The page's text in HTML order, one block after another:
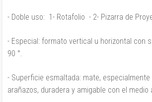
- Doble uso: 1- Rotafolio - 2- Pizarra de
- Especial: formato vertical u horizontal con
90 °.
- Superficie esmaltada: mate,
arañazos, duradera y amigable con el medio